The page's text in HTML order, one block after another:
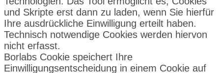
und Skripte erst dann zu laden, wenn Sie hierfür
Ihre ausdrückliche Einwilligung erteilt haben.
Technisch notwendige Cookies werden hiervon
nicht erfasst.
Borlabs Cookie speichert Ihre
Einwilligungsentscheidung in einem Cookie auf